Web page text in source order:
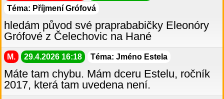
Téma: Příjmení Grófová
hledám původ své praprababičky Eleonóry
Grófové z Čelechovic na Hané
M. 29.4.2026 16:18 Téma: Jméno Estela
Máte tam chybu. Mám dceru Estelu, ročník
2017, která tam uvedena není.